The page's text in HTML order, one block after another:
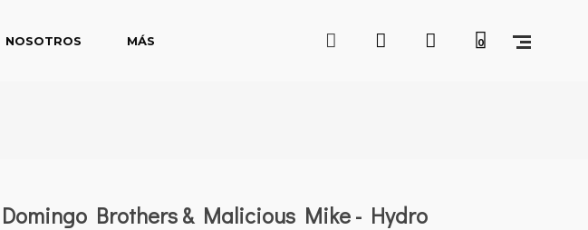
NOSOTROS MÁS 0
Domingo Brothers & Malicious Mike - Hydro